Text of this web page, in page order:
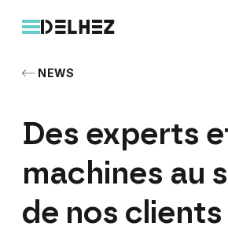
NEWS
Des experts
machines au
de nos clients